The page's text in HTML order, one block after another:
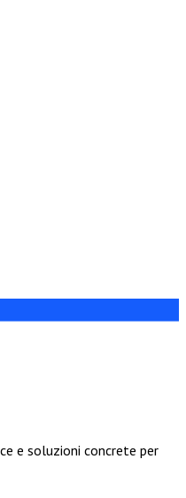
e soluzioni concrete per